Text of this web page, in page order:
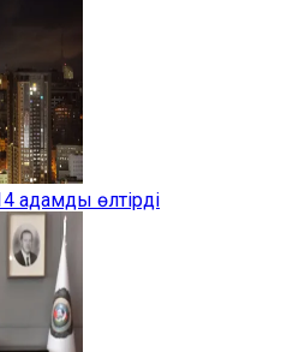
адамды өлтірді